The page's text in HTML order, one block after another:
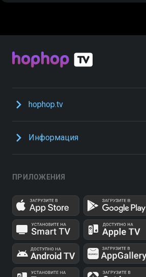
hophop.tv
Информация
ПРИЛОЖЕНИЯ